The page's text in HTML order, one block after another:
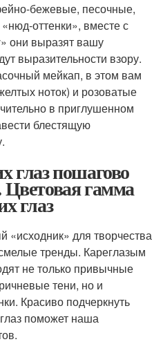
бежевые, песочные,
оттенки», вместе с
они выразят вашу
выразительности взору.
мейкап, в этом вам
ноток) и розоватые
в приглушенном
блестящую
глаз пошагово
гамма
глаз
«исходник» для творчества
тренды. Кареглазым
не только привычные
тени, но и
Красиво подчеркнуть
поможет наша